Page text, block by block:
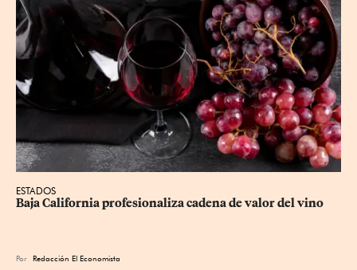
ESTADOS
Baja California profesionaliza cadena de valor del vino
Por Redacción El Economista